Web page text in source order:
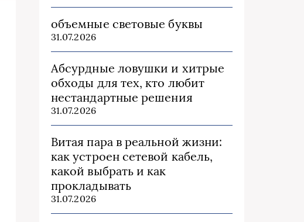
объемные световые буквы
31.07.2026
Абсурдные ловушки и хитрые
обходы для тех, кто любит
нестандартные решения
31.07.2026
Витая пара в реальной жизни:
как устроен сетевой кабель,
какой выбрать и как
прокладывать
31.07.2026